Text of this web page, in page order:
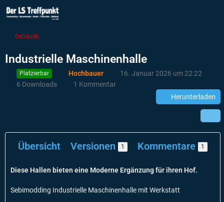
Gebäude
Industrielle Maschinenhalle
Platzierbar Hochbauer
16. Januar 2026 um 22:22
6 Downloads
1 Kommentar
Herunterladen
Übersicht Versionen 1 Kommentare 1
Diese Hallen bieten eine Moderne Ergänzung für ihren Hof.
Sebimodding Industrielle Maschinenhalle mit Werkstatt